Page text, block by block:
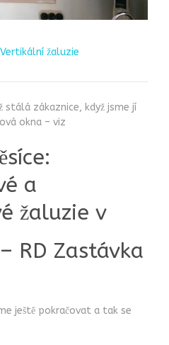
Vertikální žaluzie
stálá zákaznice, když jsme jí
okna – viz
a
žaluzie v
RD Zastávka
ještě pokračovat a tak se